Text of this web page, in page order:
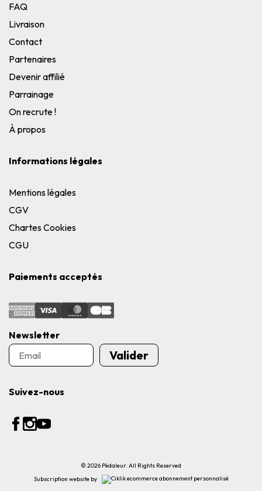
FAQ
Livraison
Contact
Partenaires
Devenir affilié
Parrainage
On recrute !
À propos
Informations légales
Mentions légales
CGV
Chartes Cookies
CGU
Paiements acceptés
Newsletter
Valider
Suivez-nous
© 2026 Pédaleur. All Rights Reserved
Subscription website by